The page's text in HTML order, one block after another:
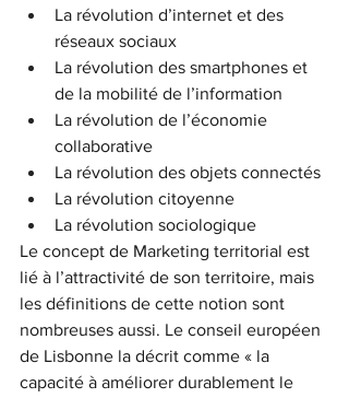
La révolution d’internet et des
réseaux sociaux
La révolution des smartphones et
de la mobilité de l’information
La révolution de l’économie
collaborative
La révolution des objets connectés
La révolution citoyenne
La révolution sociologique
Le concept de Marketing territorial est
lié à l’attractivité de son territoire, mais
les définitions de cette notion sont
nombreuses aussi. Le conseil européen
de Lisbonne la décrit comme « la
capacité à améliorer durablement le